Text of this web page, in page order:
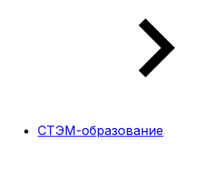
СТЭМ-образование